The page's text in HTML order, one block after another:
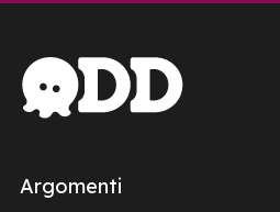
Argomenti